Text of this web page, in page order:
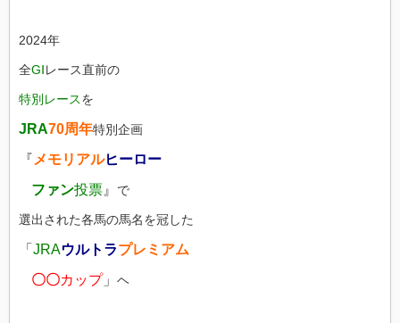
2024年
全GⅠレース直前の
特別レースを
JRA70周年特別企画
『 メモリアルヒーロー
ファン投票 』 で
選出された各馬の馬名を冠した
「 JRAウルトラプレミアム
〇〇カップ」 ヘ